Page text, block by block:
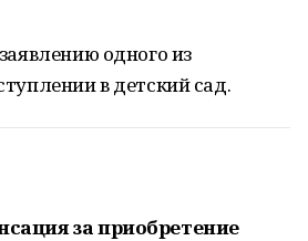
одного из
в детский сад.
за приобретение